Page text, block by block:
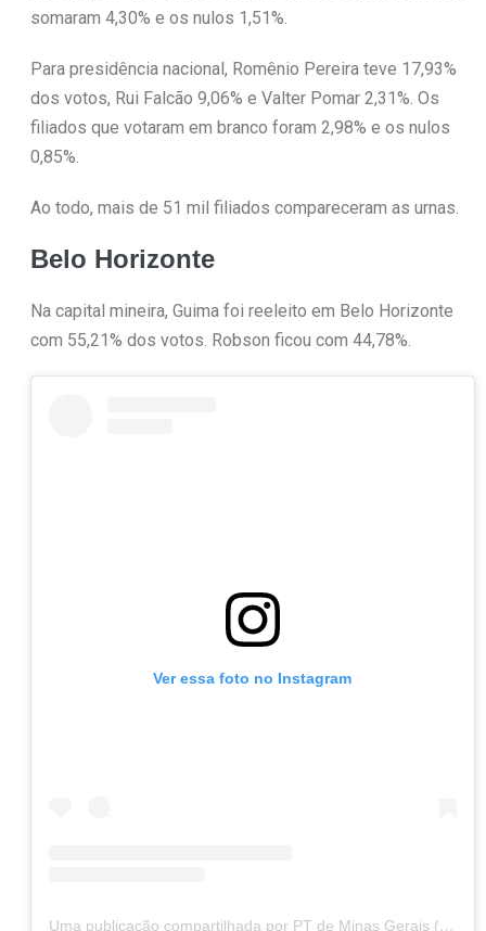
somaram 4,30% e os nulos 1,51%.
Para presidência nacional, Romênio Pereira teve 17,93%
dos votos, Rui Falcão 9,06% e Valter Pomar 2,31%. Os
filiados que votaram em branco foram 2,98% e os nulos
0,85%.
Ao todo, mais de 51 mil filiados compareceram as urnas.
Belo Horizonte
Na capital mineira, Guima foi reeleito em Belo Horizonte
com 55,21% dos votos. Robson ficou com 44,78%.
Ver essa foto no Instagram
Uma publicação compartilhada por PT de Minas Gerais (@ptdeminas)